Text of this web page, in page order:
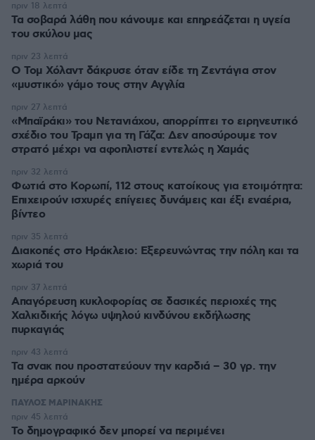
Τα σοβαρά λάθη που κάνουμε και επηρεάζεται η υγεία
του σκύλου μας
πριν 18 λεπτά
Ο Τομ Χόλαντ δάκρυσε όταν είδε τη Ζεντάγια στον
«μυστικό» γάμο τους στην Αγγλία
πριν 23 λεπτά
«Μπαϊράκι» του Νετανιάχου, απορρίπτει το ειρηνευτικό
σχέδιο του Τραμπ για τη Γάζα: Δεν αποσύρουμε τον
στρατό μέχρι να αφοπλιστεί εντελώς η Χαμάς
πριν 27 λεπτά
Φωτιά στο Κορωπί, 112 στους κατοίκους για ετοιμότητα:
Επιχειρούν ισχυρές επίγειες δυνάμεις και έξι εναέρια,
βίντεο
πριν 32 λεπτά
Διακοπές στο Ηράκλειο: Εξερευνώντας την πόλη και τα
χωριά του
πριν 35 λεπτά
Απαγόρευση κυκλοφορίας σε δασικές περιοχές της
Χαλκιδικής λόγω υψηλού κινδύνου εκδήλωσης
πυρκαγιάς
πριν 37 λεπτά
Τα σνακ που προστατεύουν την καρδιά – 30 γρ. την
ημέρα αρκούν
πριν 43 λεπτά
ΠΑΥΛΟΣ ΜΑΡΙΝΑΚΗΣ
Το δημογραφικό δεν μπορεί να περιμένει
πριν 45 λεπτά